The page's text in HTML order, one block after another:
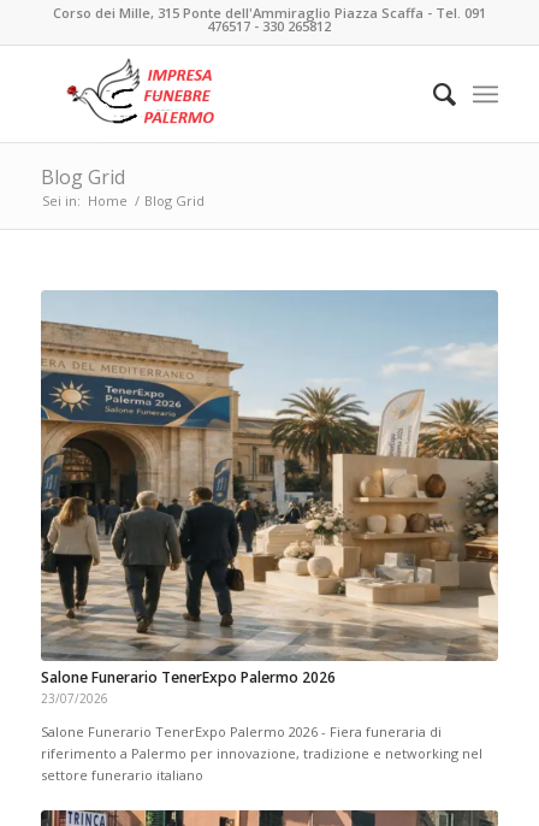
Corso dei Mille, 315 Ponte dell'Ammiraglio Piazza Scaffa - Tel. 091
476517 - 330 265812
Blog Grid
Sei in: Home / Blog Grid
Salone Funerario TenerExpo Palermo 2026
23/07/2026
Salone Funerario TenerExpo Palermo 2026 - Fiera funeraria di
riferimento a Palermo per innovazione, tradizione e networking nel
settore funerario italiano